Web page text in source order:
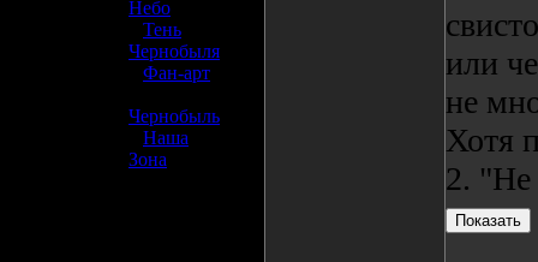
Небо
Тень
Чернобыля
Фан-арт
Чернобыль
Наша
Зона
или
не
Хотя
2. "Не